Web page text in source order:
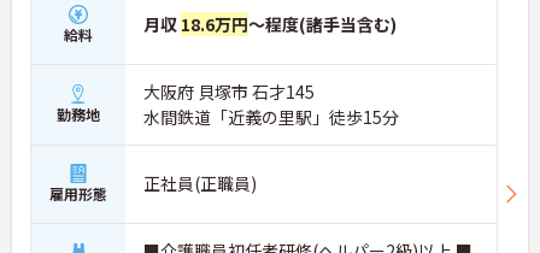
給料 月収 18.6万円～程度(諸手当含む)
勤務地
大阪府 貝塚市 石才145
水間鉄道「近義の里駅」徒歩15分
雇用形態 正社員(正職員)